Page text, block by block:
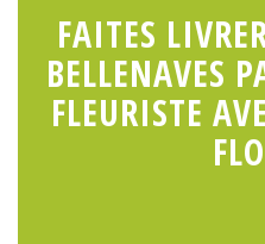
FAITES
BELLENAVES
FLEURISTE